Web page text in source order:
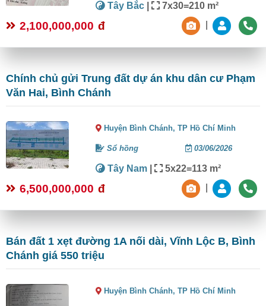
Tây Bắc | 7x30=210 m²
2,100,000,000 đ
Chính chủ gửi Trung đất dự án khu dân cư Phạm
Văn Hai, Bình Chánh
Huyện Bình Chánh,TP Hồ Chí Minh
Sổ hồng 03/06/2026
Tây Nam | 5x22=113 m²
6,500,000,000 đ
Bán đất 1 xẹt đường 1A nối dài, Vĩnh Lộc B, Bình
Chánh giá 550 triệu
Huyện Bình Chánh,TP Hồ Chí Minh